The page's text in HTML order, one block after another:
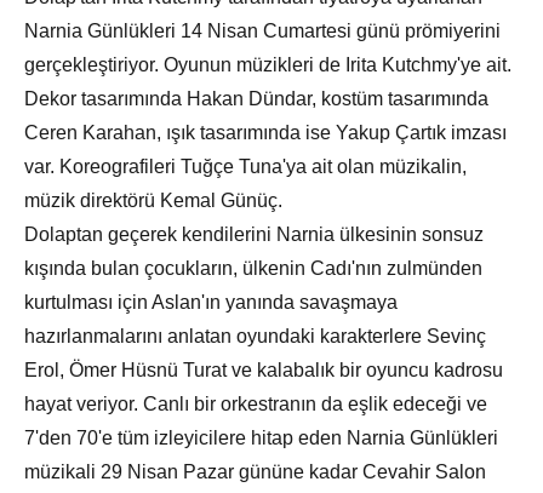
Narnia Günlükleri 14 Nisan Cumartesi günü prömiyerini
gerçekleştiriyor. Oyunun müzikleri de Irita Kutchmy'ye ait.
Dekor tasarımında Hakan Dündar, kostüm tasarımında
Ceren Karahan, ışık tasarımında ise Yakup Çartık imzası
var. Koreografileri Tuğçe Tuna'ya ait olan müzikalin,
müzik direktörü Kemal Günüç.
Dolaptan geçerek kendilerini Narnia ülkesinin sonsuz
kışında bulan çocukların, ülkenin Cadı'nın zulmünden
kurtulması için Aslan'ın yanında savaşmaya
hazırlanmalarını anlatan oyundaki karakterlere Sevinç
Erol, Ömer Hüsnü Turat ve kalabalık bir oyuncu kadrosu
hayat veriyor. Canlı bir orkestranın da eşlik edeceği ve
7'den 70'e tüm izleyicilere hitap eden Narnia Günlükleri
müzikali 29 Nisan Pazar gününe kadar Cevahir Salon